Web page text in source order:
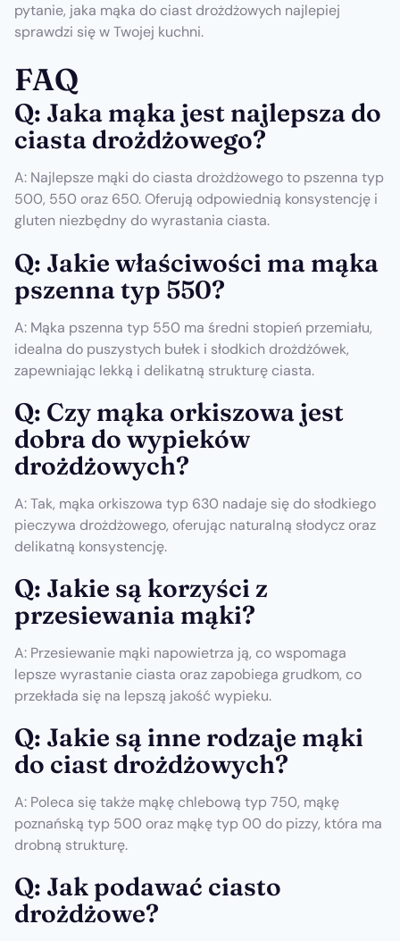
pytanie, jaka mąka do ciast drożdżowych najlepiej
sprawdzi się w Twojej kuchni.
FAQ
Q: Jaka mąka jest najlepsza do
ciasta drożdżowego?
A: Najlepsze mąki do ciasta drożdżowego to pszenna typ
500, 550 oraz 650. Oferują odpowiednią konsystencję i
gluten niezbędny do wyrastania ciasta.
Q: Jakie właściwości ma mąka
pszenna typ 550?
A: Mąka pszenna typ 550 ma średni stopień przemiału,
idealna do puszystych bułek i słodkich drożdżówek,
zapewniając lekką i delikatną strukturę ciasta.
Q: Czy mąka orkiszowa jest
dobra do wypieków
drożdżowych?
A: Tak, mąka orkiszowa typ 630 nadaje się do słodkiego
pieczywa drożdżowego, oferując naturalną słodycz oraz
delikatną konsystencję.
Q: Jakie są korzyści z
przesiewania mąki?
A: Przesiewanie mąki napowietrza ją, co wspomaga
lepsze wyrastanie ciasta oraz zapobiega grudkom, co
przekłada się na lepszą jakość wypieku.
Q: Jakie są inne rodzaje mąki
do ciast drożdżowych?
A: Poleca się także mąkę chlebową typ 750, mąkę
poznańską typ 500 oraz mąkę typ 00 do pizzy, która ma
drobną strukturę.
Q: Jak podawać ciasto
drożdżowe?